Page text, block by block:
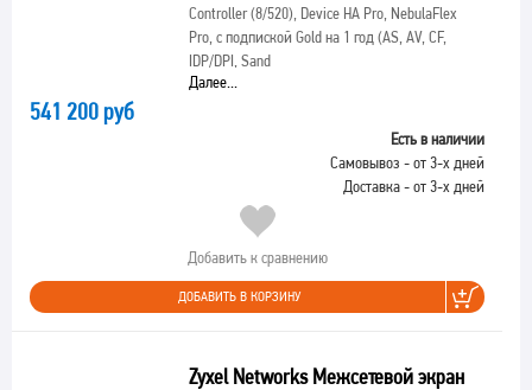
Controller (8/520), Device HA Pro, NebulaFlex
Pro, с подпиской Gold на 1 год (AS, AV, CF,
IDP/DPI, Sand
Далее...
541 200 руб
Есть в наличии
Самовывоз - от 3-х дней
Доставка - от 3-х дней
Добавить к сравнению
ДОБАВИТЬ В КОРЗИНУ
Zyxel Networks Межсетевой экран